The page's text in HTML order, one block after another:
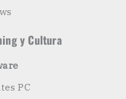
y Cultura
PC